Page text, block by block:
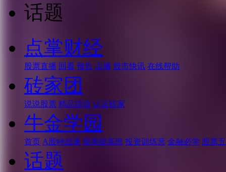
话题
点掌财经
股票直播 回看 预告 点播 股市快讯 在线帮助
砖家团
说说股票 精品说说 认证砖家
牛金学园
首页 A股特战课 股票提高班 投资训练营 金融必学 股票
话题